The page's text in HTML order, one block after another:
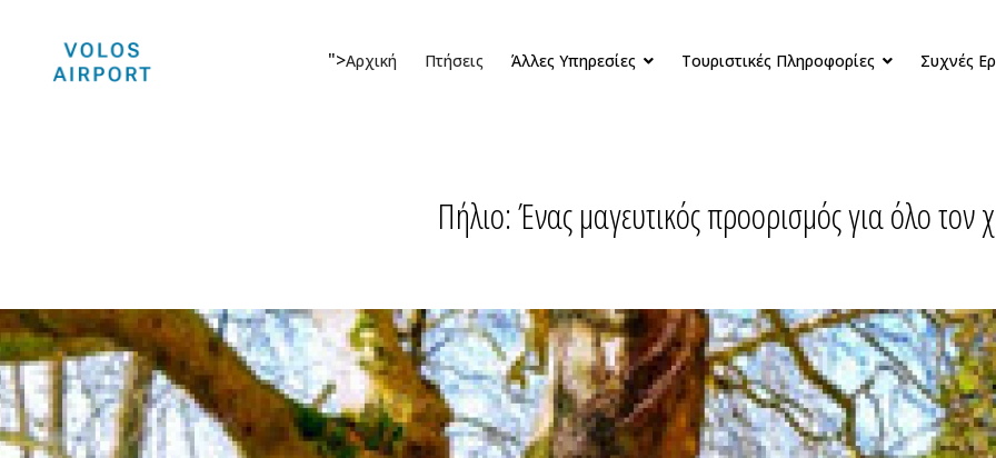
">Αρχική Πτήσεις Άλλες Υπηρεσίες Τουριστικές Πληροφορίες Συχνές
Πήλιο: Ένας μαγευτικός προορισμός για όλο τον